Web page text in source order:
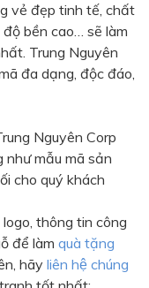
Gold
- Bạc
lá - Bạc
- Bạc
- Xanh lá
vẻ đẹp tinh tế, chất
bền cao… sẽ làm
Trung Nguyên
đa dạng, độc đáo,
Nguyên Corp
như mẫu mã sản
cho quý khách
thông tin công
để làm quà tặng
hãy liên hệ chúng